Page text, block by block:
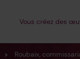
Vous créezdes
Dessin/illustration
Roubaix,